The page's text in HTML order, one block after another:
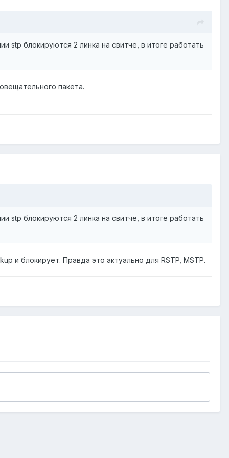
stp блокируются 2 линка на свитче, в итоге работать
пакета.
stp блокируются 2 линка на свитче, в итоге работать
и блокирует. Правда это актуально для RSTP, MSTP.